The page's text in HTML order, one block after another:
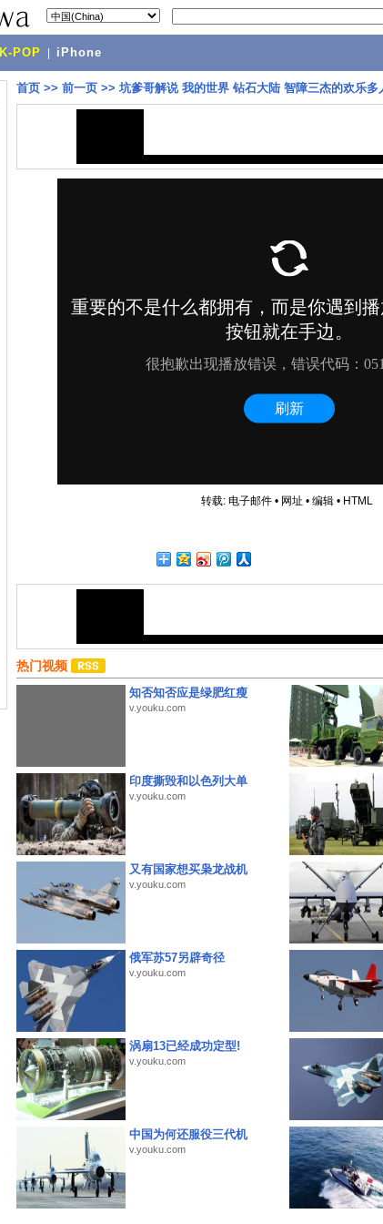
K-POP iPhone
首页 >> 前一页 >> 坑爹哥解说 我的世界 钻石大陆 智障三杰的欢乐多
转载: 电子邮件• 网址 • 编辑• HTML
热门视频
知否知否应是绿肥红瘦
v.youku.com
印度撕毁和以色列大单
v.youku.com
又有国家想买枭龙战机
v.youku.com
俄军苏57另辟奇径
v.youku.com
涡扇13已经成功定型!
v.youku.com
中国为何还服役三代机
v.youku.com